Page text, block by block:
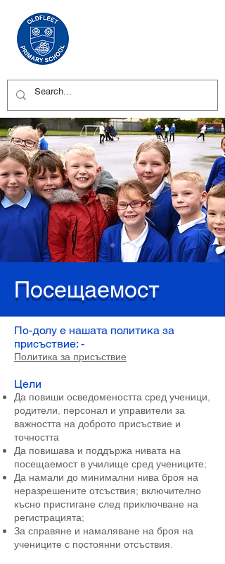
Посещаемост
По-долу е нашата политика за
присъствие: -
Политика за присъствие
Цели
Да повиши осведомеността сред ученици,
родители, персонал и управители за
важността на доброто присъствие и
точността
Да повишава и поддържа нивата на
посещаемост в училище сред учениците;
Да намали до минимални нива броя на
неразрешените отсъствия; включително
късно пристигане след приключване на
регистрацията;
За справяне и намаляване на броя на
учениците с постоянни отсъствия.